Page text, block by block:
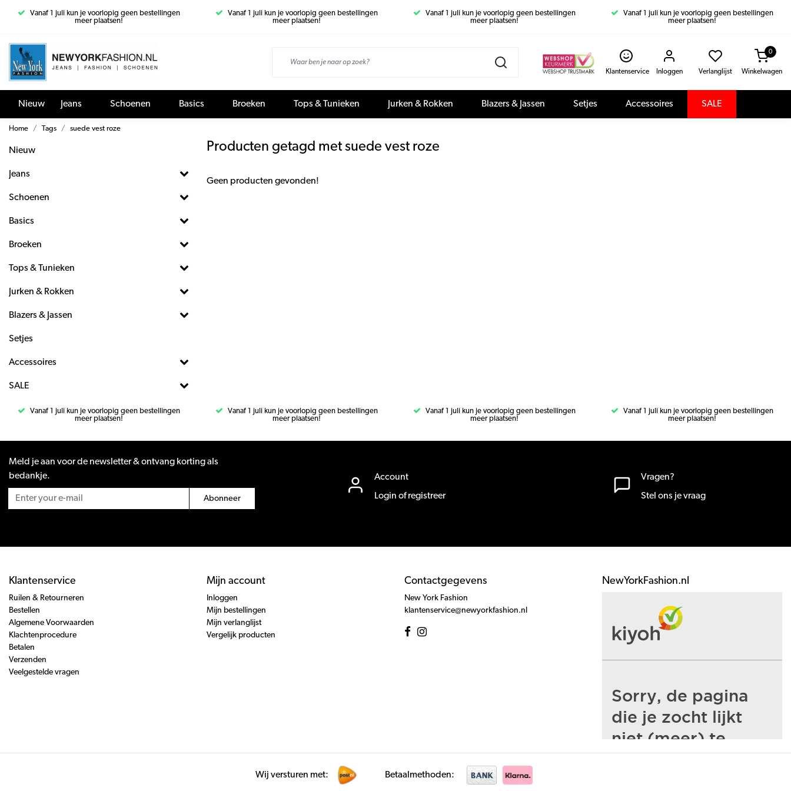
Vanaf 1 juli kun je voorlopig geen bestellingen
meer plaatsen!
Vanaf 1 juli kun je voorlopig geen bestellingen
meer plaatsen!
Vanaf 1 juli kun je voorlopig geen bestellingen
meer plaatsen!
Vanaf 1 juli kun je voorlopig geen bestellingen
meer plaatsen!
Klantenservice Inloggen Verlanglijst Winkelwagen
0
Nieuw Jeans Schoenen Basics Broeken Tops & Tunieken Jurken & Rokken Blazers & Jassen Setjes Accessoires SALE
Home Tags suede vest roze
Nieuw
Jeans
Schoenen
Basics
Broeken
Tops & Tunieken
Jurken & Rokken
Blazers & Jassen
Setjes
Accessoires
SALE
Producten getagd met suede vest roze
Geen producten gevonden!
Vanaf 1 juli kun je voorlopig geen bestellingen
meer plaatsen!
Vanaf 1 juli kun je voorlopig geen bestellingen
meer plaatsen!
Vanaf 1 juli kun je voorlopig geen bestellingen
meer plaatsen!
Vanaf 1 juli kun je voorlopig geen bestellingen
meer plaatsen!
Meld je aan voor de newsletter & ontvang korting als
bedankje.
Abonneer
Account
Login of registreer
Vragen?
Stel ons je vraag
Klantenservice
Ruilen & Retourneren
Bestellen
Algemene Voorwaarden
Klachtenprocedure
Betalen
Verzenden
Veelgestelde vragen
Mijn account
Inloggen
Mijn bestellingen
Mijn verlanglijst
Vergelijk producten
Contactgegevens
New York Fashion
klantenservice@newyorkfashion.nl
NewYorkFashion.nl
Wij versturen met: Betaalmethoden: